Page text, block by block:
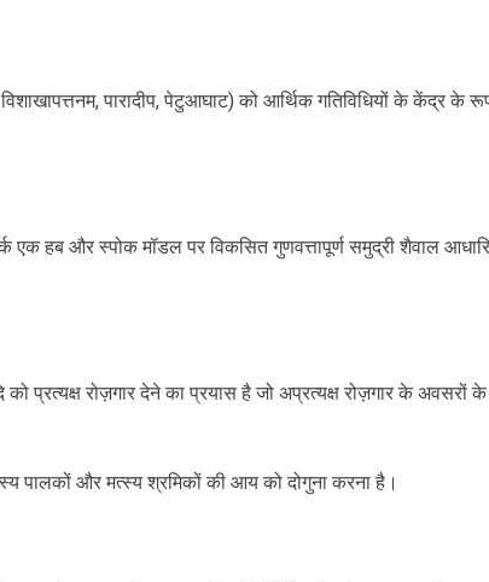
पारादीप, पेटुआघाट) को आर्थिक गतिविधियों के केंद्र के
एक हब और स्पोक मॉडल पर विकसित गुणवत्तापूर्ण समुद्री शैवाल
प्रत्यक्ष रोज़गार देने का प्रयास है जो अप्रत्यक्ष रोज़गार के अवसरों
पालकों और मत्स्य श्रमिकों की आय को दोगुना करना है।